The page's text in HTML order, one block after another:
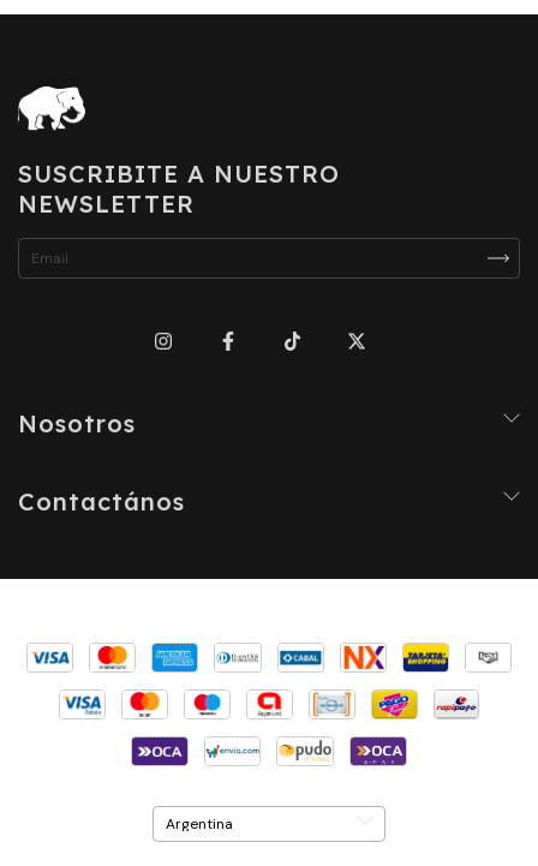
SUSCRIBITE A NUESTRO
NEWSLETTER
Nosotros
Contactános